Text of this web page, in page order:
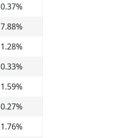
0.37%
7.88%
1.28%
0.33%
1.59%
0.27%
1.76%